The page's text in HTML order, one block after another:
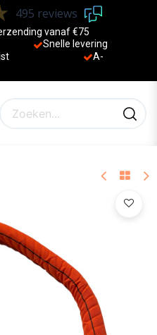
495 reviews
vanaf €75
Sne lle levering
A-